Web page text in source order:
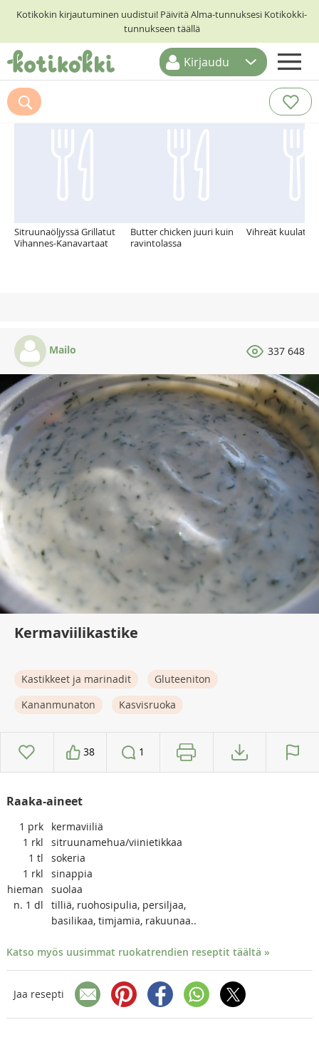
Kotikokin kirjautuminen uudistui! Päivitä Alma-tunnuksesi Kotikokki-
tunnukseen täällä
ETUSIVU
RESEPTIHAKU
Kirjaudu
Suosittelemme myös
Sitruunaöljyssä Grillatut
Vihannes-Kanavartaat
Butter chicken juuri kuin
ravintolassa
Vihreät kuulat
Mailo 337 648
Kermaviilikastike
Kastikkeet ja marinadit
Gluteeniton
Kananmunaton
Kasvisruoka
38 1
Raaka-aineet
1 prk
kermaviiliä
1 rkl
sitruunamehua/viinietikkaa
1 tl
sokeria
1 rkl
sinappia
hieman
suolaa
n. 1 dl
tilliä, ruohosipulia, persiljaa,
basilikaa, timjamia, rakuunaa..
Katso myös uusimmat ruokatrendien reseptit täältä »
Jaa resepti